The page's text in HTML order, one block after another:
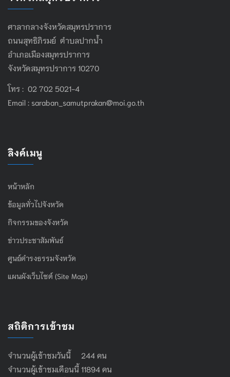
ศาลากลางจังหวัดสมุทรปราการ
ถนนสุทธิภิรมย์ ตำบลปากน้ำ
อำเภอเมืองสมุทรปราการ
จังหวัดสมุทรปราการ 10270
โทร : 02 702 5021-4
Email : saraban_samutprakan@moi.go.th
ลิงค์เมนู
หน้าหลัก
ข้อมูลทั่วไปจังหวัด
กิจกรรมของจังหวัด
ข่าวประชาสัมพันธ์
ศูนย์ดำรงธรรมจังหวัด
แผนผังเว็บไซต์ (Site Map)
สถิติการเข้าชม
จำนวนผู้เข้าชมวันนี้ 244 คน
จำนวนผู้เข้าชมเดือนนี้ 11894 คน